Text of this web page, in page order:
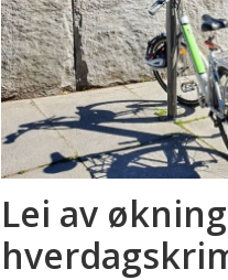
Lei av